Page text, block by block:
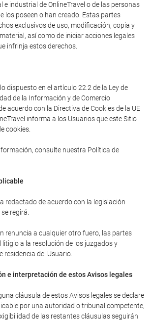
e industrial de OnlineTravel o de las personas
los poseen o han creado. Estas partes
exclusivos de uso, modificación, copia y
así como de iniciar acciones legales
infrinja estos derechos.
dispuesto en el artículo 22.2 de la Ley de
de la Información y de Comercio
acuerdo con la Directiva de Cookies de la UE
informa a los Usuarios que este Sitio
cookies.
consulte nuestra Política de
redactado de acuerdo con la legislación
regirá.
renuncia a cualquier otro fuero, las partes
a la resolución de los juzgados y
residencia del Usuario.
e interpretación de estos Avisos legales
cláusula de estos Avisos legales se declare
por una autoridad o tribunal competente,
de las restantes cláusulas seguirán